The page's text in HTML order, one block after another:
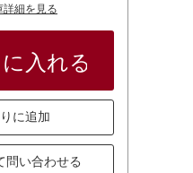
詳細を見る
に追加
問い合わせる